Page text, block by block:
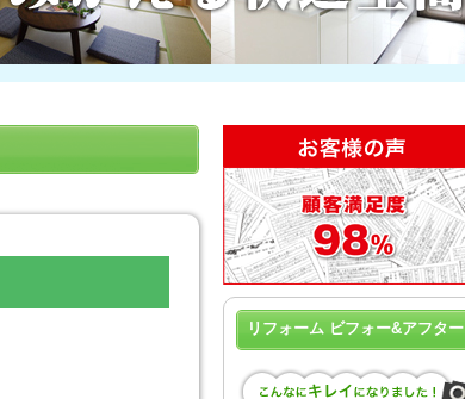
リフォーム ビフォー&アフター